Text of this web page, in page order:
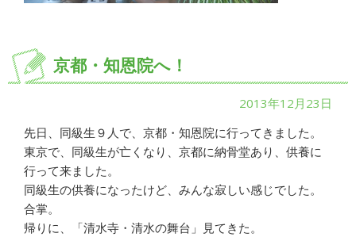
京都・知恩院へ！
2013年12月23日
先日、同級生９人で、京都・知恩院に行ってきました。
東京で、同級生が亡くなり、京都に納骨堂あり、供養に
行って来ました。
同級生の供養になったけど、みんな寂しい感じでした。
合掌。
帰りに、「清水寺・清水の舞台」見てきた。